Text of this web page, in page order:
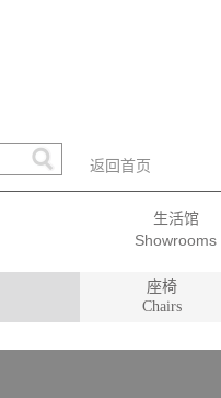
返回首页
生活馆
座椅
Chairs